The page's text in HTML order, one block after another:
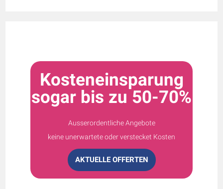
Kosteneinsparung
sogar bis zu 50-70%
Ausserordentliche Angebote
keine unerwartete oder verstecket Kosten
AKTUELLE OFFERTEN